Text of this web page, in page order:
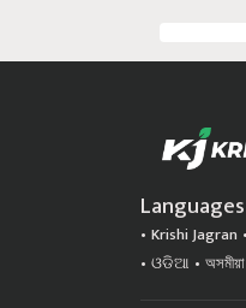
Languages
Krishi Jagran
ଓଡିଆ
অসমীয়া